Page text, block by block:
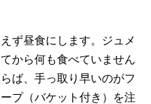
ず昼食にします。ジュメ
から何も食べていません
ば、手っ取り早いのがフ
プ（バケット付き）を注